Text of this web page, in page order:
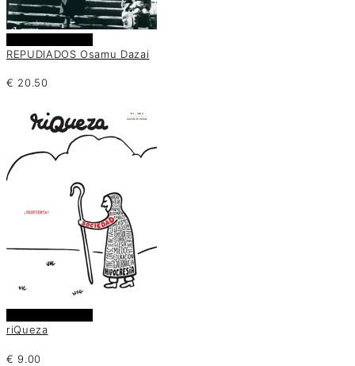
REPUDIADOS Osamu Dazai
€ 20.50
riQueza
€ 9.00